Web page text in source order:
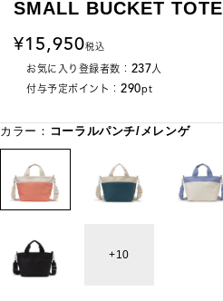
SMALL BUCKET TOTE
15,950税込
お気に入り登録者数： 237人
付与予定ポイント： 290pt
カラー： コーラルパンチ/メレンゲ
10